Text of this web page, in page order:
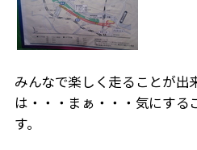
みんなで楽しく走ることが出
は・・・まぁ・・・気にする
す。